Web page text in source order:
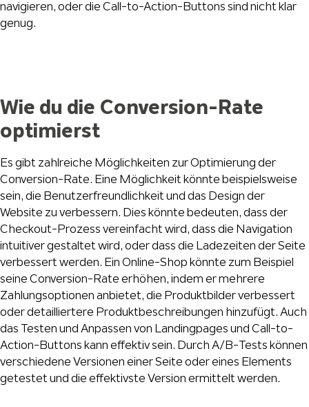
navigieren, oder die Call-to-Action-Buttons sind nicht klar
genug.
Wie du die Conversion-Rate
optimierst
Es gibt zahlreiche Möglichkeiten zur Optimierung der
Conversion-Rate. Eine Möglichkeit könnte beispielsweise
sein, die Benutzerfreundlichkeit und das Design der
Website zu verbessern. Dies könnte bedeuten, dass der
Checkout-Prozess vereinfacht wird, dass die Navigation
intuitiver gestaltet wird, oder dass die Ladezeiten der Seite
verbessert werden. Ein Online-Shop könnte zum Beispiel
seine Conversion-Rate erhöhen, indem er mehrere
Zahlungsoptionen anbietet, die Produktbilder verbessert
oder detailliertere Produktbeschreibungen hinzufügt. Auch
das Testen und Anpassen von Landingpages und Call-to-
Action-Buttons kann effektiv sein. Durch A/B-Tests können
verschiedene Versionen einer Seite oder eines Elements
getestet und die effektivste Version ermittelt werden.